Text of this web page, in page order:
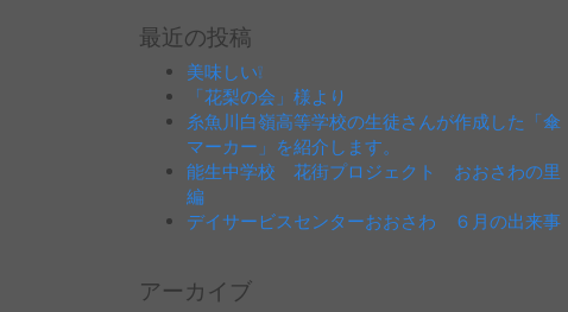
最近の投稿
美味しい❕
「花梨の会」様より
糸魚川白嶺高等学校の生徒さんが作成した「傘
マーカー」を紹介します。
能生中学校 花街プロジェクト おおさわの里
編
デイサービスセンターおおさわ ６月の出来事
アーカイブ